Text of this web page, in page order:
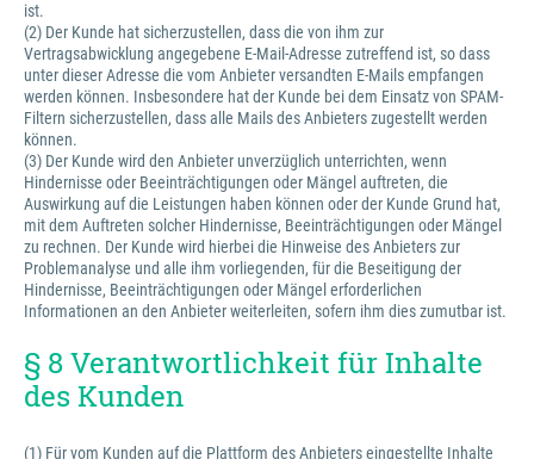
ist.
(2) Der Kunde hat sicherzustellen, dass die von ihm zur
Vertragsabwicklung angegebene E-Mail-Adresse zutreffend ist, so dass
unter dieser Adresse die vom Anbieter versandten E-Mails empfangen
werden können. Insbesondere hat der Kunde bei dem Einsatz von SPAM-
Filtern sicherzustellen, dass alle Mails des Anbieters zugestellt werden
können.
(3) Der Kunde wird den Anbieter unverzüglich unterrichten, wenn
Hindernisse oder Beeinträchtigungen oder Mängel auftreten, die
Auswirkung auf die Leistungen haben können oder der Kunde Grund hat,
mit dem Auftreten solcher Hindernisse, Beeinträchtigungen oder Mängel
zu rechnen. Der Kunde wird hierbei die Hinweise des Anbieters zur
Problemanalyse und alle ihm vorliegenden, für die Beseitigung der
Hindernisse, Beeinträchtigungen oder Mängel erforderlichen
Informationen an den Anbieter weiterleiten, sofern ihm dies zumutbar ist.
§ 8 Verantwortlichkeit für Inhalte
des Kunden
(1) Für vom Kunden auf die Plattform des Anbieters eingestellte Inhalte